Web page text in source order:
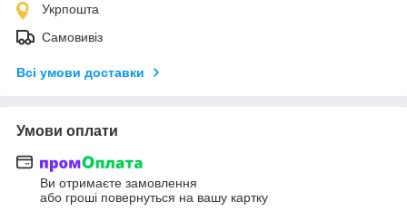
Укрпошта
Самовивіз
Всі умови доставки
Умови оплати
Ви отримаєте замовлення
або гроші повернуться на вашу картку